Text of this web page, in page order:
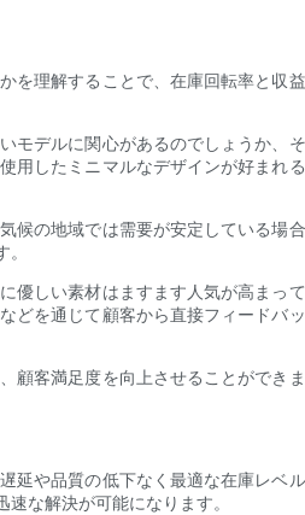
理解することで、在庫回転率と収
デルに関心があるのでしょうか、
用したミニマルなデザインが好まれ
の地域では需要が安定している場
しい素材はますます人気が高まっ
どを通じて顧客から直接フィードバ
顧客満足度を向上させることができ
や品質の低下なく最適な在庫レベ
な解決が可能になります。